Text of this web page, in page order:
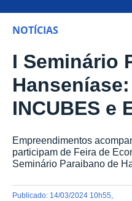
NOTÍCIAS
I Seminário
INCUBES e
Empreendimentos
participam de Feira de
Seminário Paraibano de
publicado: 14/03/2024 10h55